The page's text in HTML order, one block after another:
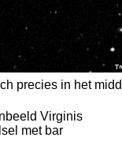
precies in het
Virginis
met bar